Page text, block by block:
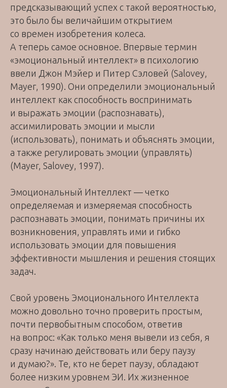
предсказывающий успех с такой вероятностью,
это было бы величайшим открытием
со времен изобретения колеса.
А теперь самое основное. Впервые термин
«эмоциональный интеллект» в психологию
ввели Джон Мэйер и Питер Сэловей (Sаlоvеу,
Мауег, 1990). Они определили эмоциональный
интеллект как способность воспринимать
и выражать эмоции (распознавать),
ассимилировать эмоции и мысли
(использовать), понимать и объяснять эмоции,
а также регулировать эмоции (управлять)
(Mayer, Salovey, 1997).
Эмоциональный Интеллект — четко
определяемая и измеряемая способность
распознавать эмоции, понимать причины их
возникновения, управлять ими и гибко
использовать эмоции для повышения
эффективности мышления и решения стоящих
задач.
Свой уровень Эмоционального Интеллекта
можно довольно точно проверить простым,
почти первобытным способом, ответив
на вопрос: «Как только меня вывели из себя, я
сразу начинаю действовать или беру паузу
и думаю?». Те, кто не берет паузу, обладают
более низким уровнем ЭИ. Их жизненное